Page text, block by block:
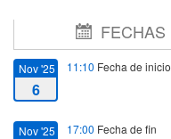
FECHAS
Nov '25
6
11:10 Fecha de inicio
Nov '25 17:00 Fecha de fin